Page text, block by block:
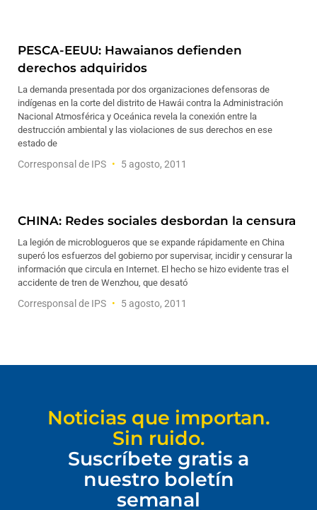
PESCA-EEUU: Hawaianos defienden
derechos adquiridos
La demanda presentada por dos organizaciones defensoras de
indígenas en la corte del distrito de Hawái contra la Administración
Nacional Atmosférica y Oceánica revela la conexión entre la
destrucción ambiental y las violaciones de sus derechos en ese
estado de
Corresponsal de IPS 5 agosto, 2011
CHINA: Redes sociales desbordan la censura
La legión de microblogueros que se expande rápidamente en China
superó los esfuerzos del gobierno por supervisar, incidir y censurar la
información que circula en Internet. El hecho se hizo evidente tras el
accidente de tren de Wenzhou, que desató
Corresponsal de IPS 5 agosto, 2011
Noticias que importan.
Sin ruido.
Suscríbete gratis a
nuestro boletín
semanal